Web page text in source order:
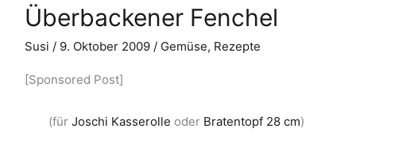
Überbackener Fenchel
Susi / 9. Oktober 2009 / Gemüse, Rezepte
[Sponsored Post]
(fürJoschi Kasserolle oder Bratentopf 28 cm)